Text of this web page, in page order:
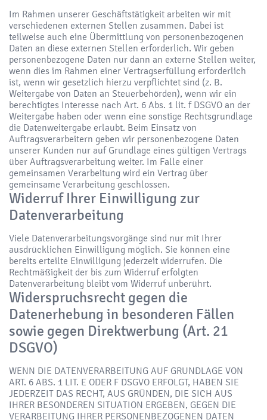
Im Rahmen unserer Geschäftstätigkeit arbeiten wir mit
verschiedenen externen Stellen zusammen. Dabei ist
teilweise auch eine Übermittlung von personenbezogenen
Daten an diese externen Stellen erforderlich. Wir geben
personenbezogene Daten nur dann an externe Stellen weiter,
wenn dies im Rahmen einer Vertragserfüllung erforderlich
ist, wenn wir gesetzlich hierzu verpflichtet sind (z. B.
Weitergabe von Daten an Steuerbehörden), wenn wir ein
berechtigtes Interesse nach Art. 6 Abs. 1 lit. f DSGVO an der
Weitergabe haben oder wenn eine sonstige Rechtsgrundlage
die Datenweitergabe erlaubt. Beim Einsatz von
Auftragsverarbeitern geben wir personenbezogene Daten
unserer Kunden nur auf Grundlage eines gültigen Vertrags
über Auftragsverarbeitung weiter. Im Falle einer
gemeinsamen Verarbeitung wird ein Vertrag über
gemeinsame Verarbeitung geschlossen.
Widerruf Ihrer Einwilligung zur
Datenverarbeitung
Viele Datenverarbeitungsvorgänge sind nur mit Ihrer
ausdrücklichen Einwilligung möglich. Sie können eine
bereits erteilte Einwilligung jederzeit widerrufen. Die
Rechtmäßigkeit der bis zum Widerruf erfolgten
Datenverarbeitung bleibt vom Widerruf unberührt.
Widerspruchsrecht gegen die
Datenerhebung in besonderen Fällen
sowie gegen Direktwerbung (Art. 21
DSGVO)
WENN DIE DATENVERARBEITUNG AUF GRUNDLAGE VON
ART. 6 ABS. 1 LIT. E ODER F DSGVO ERFOLGT, HABEN SIE
JEDERZEIT DAS RECHT, AUS GRÜNDEN, DIE SICH AUS
IHRER BESONDEREN SITUATION ERGEBEN, GEGEN DIE
VERARBEITUNG IHRER PERSONENBEZOGENEN DATEN